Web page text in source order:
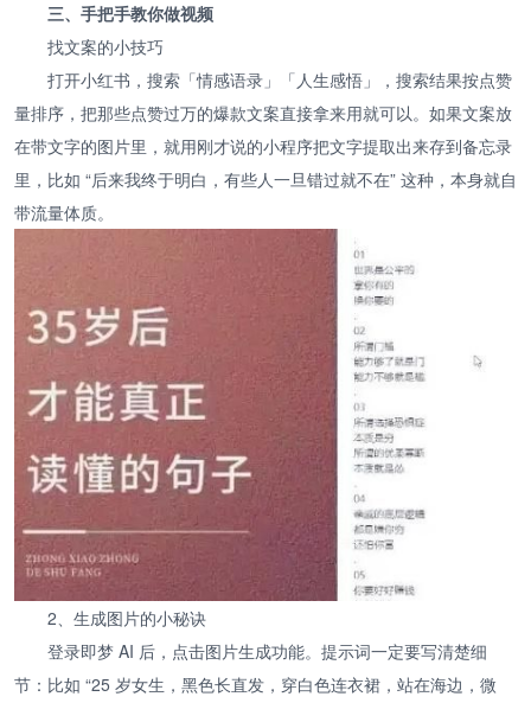
三、手把手教你做视频
找文案的小技巧
打开小红书，搜索「情感语录」「人生感悟」，搜索结果按点赞
量排序，把那些点赞过万的爆款文案直接拿来用就可以。如果文案放
在带文字的图片里，就用刚才说的小程序把文字提取出来存到备忘录
里，比如 “后来我终于明白，有些人一旦错过就不在” 这种，本身就自
带流量体质。
2、生成图片的小秘诀
登录即梦 AI 后，点击图片生成功能。提示词一定要写清楚细
节：比如 “25 岁女生，黑色长直发，穿白色连衣裙，站在海边，微